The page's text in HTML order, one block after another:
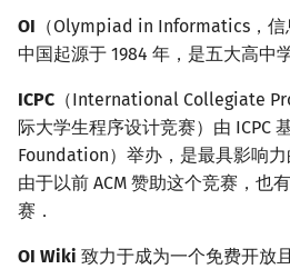
数学符号表
镜像站列表
致谢
技巧
编译器
WSL (Windows 10)
Special Judge
Testlib
Pascal 转 C++ 急救
Python 速成
Java 速成
Java 进阶
贪心
前缀和 & 差分
二分
A*
迭代加深搜索
IDA*
回溯法
DAG 上的 DP
树形 DP
状压 DP
数位 DP
字典树 (Trie)
前缀函数与 KMP 算法
Boyer–Moore 算法
Z 函数（扩展 KMP）
高精度计算
快速幂
置换和排列
弧度制与坐标系
并查集
块状数据结构
单调栈
树上问题
有向无环图
拓扑排序
最短路问题
三角剖分
扫描线
旋转卡壳
随机化
悬线法
有限状态自动机
计算理论基础
OI （Olympiad in Informatics，
中国起源于 1984 年，是五大高中
ICPC （International Collegiate
际大学生程序设计竞赛）由 ICPC
Foundation）举办，是最具影响力
由于以前 ACM 赞助这个竞赛，也
赛．
OI Wiki 致力于成为一个免费开放